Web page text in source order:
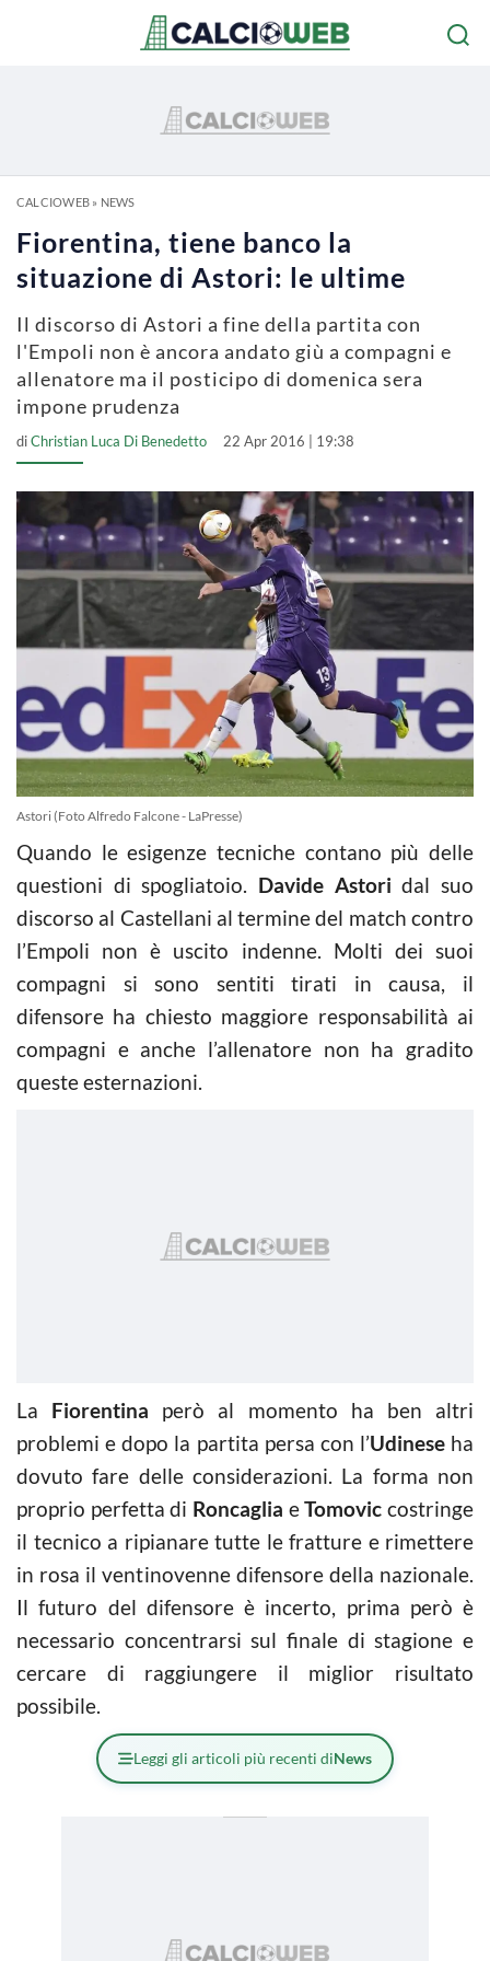
CALCIOWEB» NEWS
Fiorentina, tiene banco la
situazione di Astori: le ultime
Il discorso di Astori a fine della partita con
l'Empoli non è ancora andato giù a compagni e
allenatore ma il posticipo di domenica sera
impone prudenza
diChristian Luca Di Benedetto 22 Apr 2016 | 19:38
Astori (Foto Alfredo Falcone - LaPresse)
Quando le esigenze tecniche contano più delle
questioni di spogliatoio. Davide Astori dal suo
discorso al Castellani al termine del match contro
l’Empoli non è uscito indenne. Molti dei suoi
compagni si sono sentiti tirati in causa, il
difensore ha chiesto maggiore responsabilità ai
compagni e anche l’allenatore non ha gradito
queste esternazioni.
La Fiorentina però al momento ha ben altri
problemi e dopo la partita persa con l’Udineseha
dovuto fare delle considerazioni. La forma non
proprio perfetta di Roncaglia eTomovic costringe
il tecnico a ripianare tutte le fratture e rimettere
in rosa il ventinovenne difensore della nazionale.
Il futuro del difensore è incerto, prima però è
necessario concentrarsi sul finale di stagione e
cercare di raggiungere il miglior risultato
possibile.
Leggi gli articoli più recenti diNews